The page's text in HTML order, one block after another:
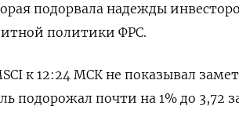
подорвала надежды
политики ФРС.
к 12:24 МСК не показывал
подорожал почти на 1% до 3,72